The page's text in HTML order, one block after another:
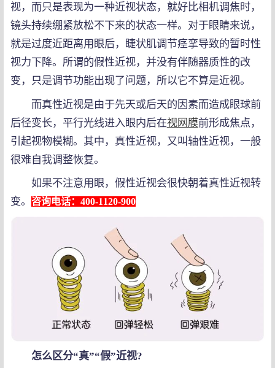
视，而只是表现为一种近视状态，就好比相机调焦时，
镜头持续绷紧放松不下来的状态一样。对于眼睛来说，
就是过度近距离用眼后，睫状肌调节痉挛导致的暂时性
视力下降。所谓的假性近视，并没有伴随器质性的改
变，只是调节功能出现了问题，所以它不算是近视。
而真性近视是由于先天或后天的因素而造成眼球前
后径变长，平行光线进入眼内后在视网膜前形成焦点，
引起视物模糊。其中，真性近视，又叫轴性近视，一般
很难自我调整恢复。
如果不注意用眼，假性近视会很快朝着真性近视转
变。 咨询电话：400-1120-900
怎么区分“真”“假”近视?